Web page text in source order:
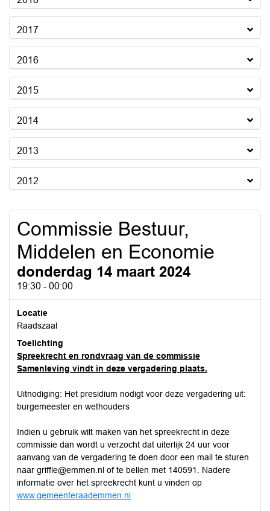
2017
2016
2015
2014
2013
2012
Commissie Bestuur,
Middelen en Economie
donderdag 14 maart 2024
19:30 - 00:00
Locatie
Raadszaal
Toelichting
Spreekrecht en rondvraag van de commissie
Samenleving vindt in deze vergadering plaats.
Uitnodiging: Het presidium nodigt voor deze vergadering uit:
burgemeester en wethouders
Indien u gebruik wilt maken van het spreekrecht in deze
commissie dan wordt u verzocht dat uiterlijk 24 uur voor
aanvang van de vergadering te doen door een mail te sturen
naar griffie@emmen.nl of te bellen met 140591. Nadere
informatie over het spreekrecht kunt u vinden op
www.gemeenteraademmen.nl